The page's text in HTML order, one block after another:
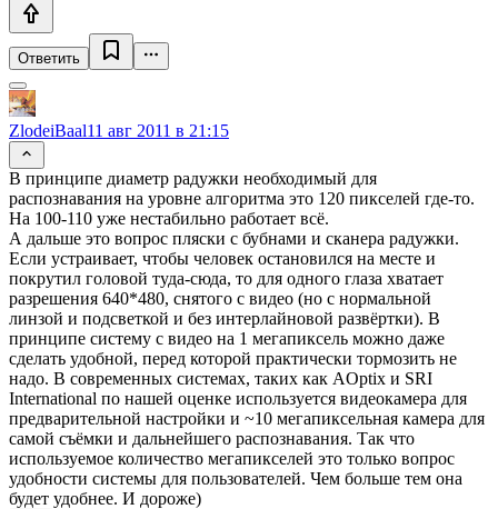
Ответить
ZlodeiBaal11 авг 2011 в 21:15
В принципе диаметр радужки необходимый для
распознавания на уровне алгоритма это 120 пикселей где-то.
На 100-110 уже нестабильно работает всё.
А дальше это вопрос пляски с бубнами и сканера радужки.
Если устраивает, чтобы человек остановился на месте и
покрутил головой туда-сюда, то для одного глаза хватает
разрешения 640*480, снятого с видео (но с нормальной
линзой и подсветкой и без интерлайновой развёртки). В
принципе систему с видео на 1 мегапиксель можно даже
сделать удобной, перед которой практически тормозить не
надо. В современных системах, таких как AOptix и SRI
International по нашей оценке используется видеокамера для
предварительной настройки и ~10 мегапиксельная камера для
самой съёмки и дальнейшего распознавания. Так что
используемое количество мегапикселей это только вопрос
удобности системы для пользователей. Чем больше тем она
будет удобнее. И дороже)